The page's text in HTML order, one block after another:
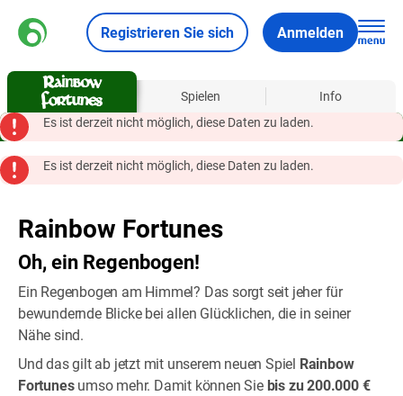
Registrieren Sie sich Anmelden
Über Spielen
Info
Es ist derzeit nicht möglich, diese Daten zu laden.
Es ist derzeit nicht möglich, diese Daten zu laden.
Rainbow Fortunes
Oh, ein Regenbogen!
Ein Regenbogen am Himmel? Das sorgt seit jeher für
bewundernde Blicke bei allen Glücklichen, die in seiner
Nähe sind.
Und das gilt ab jetzt mit unserem neuen Spiel Rainbow
Fortunesumso mehr. Damit können Sie bis zu 200.000 €